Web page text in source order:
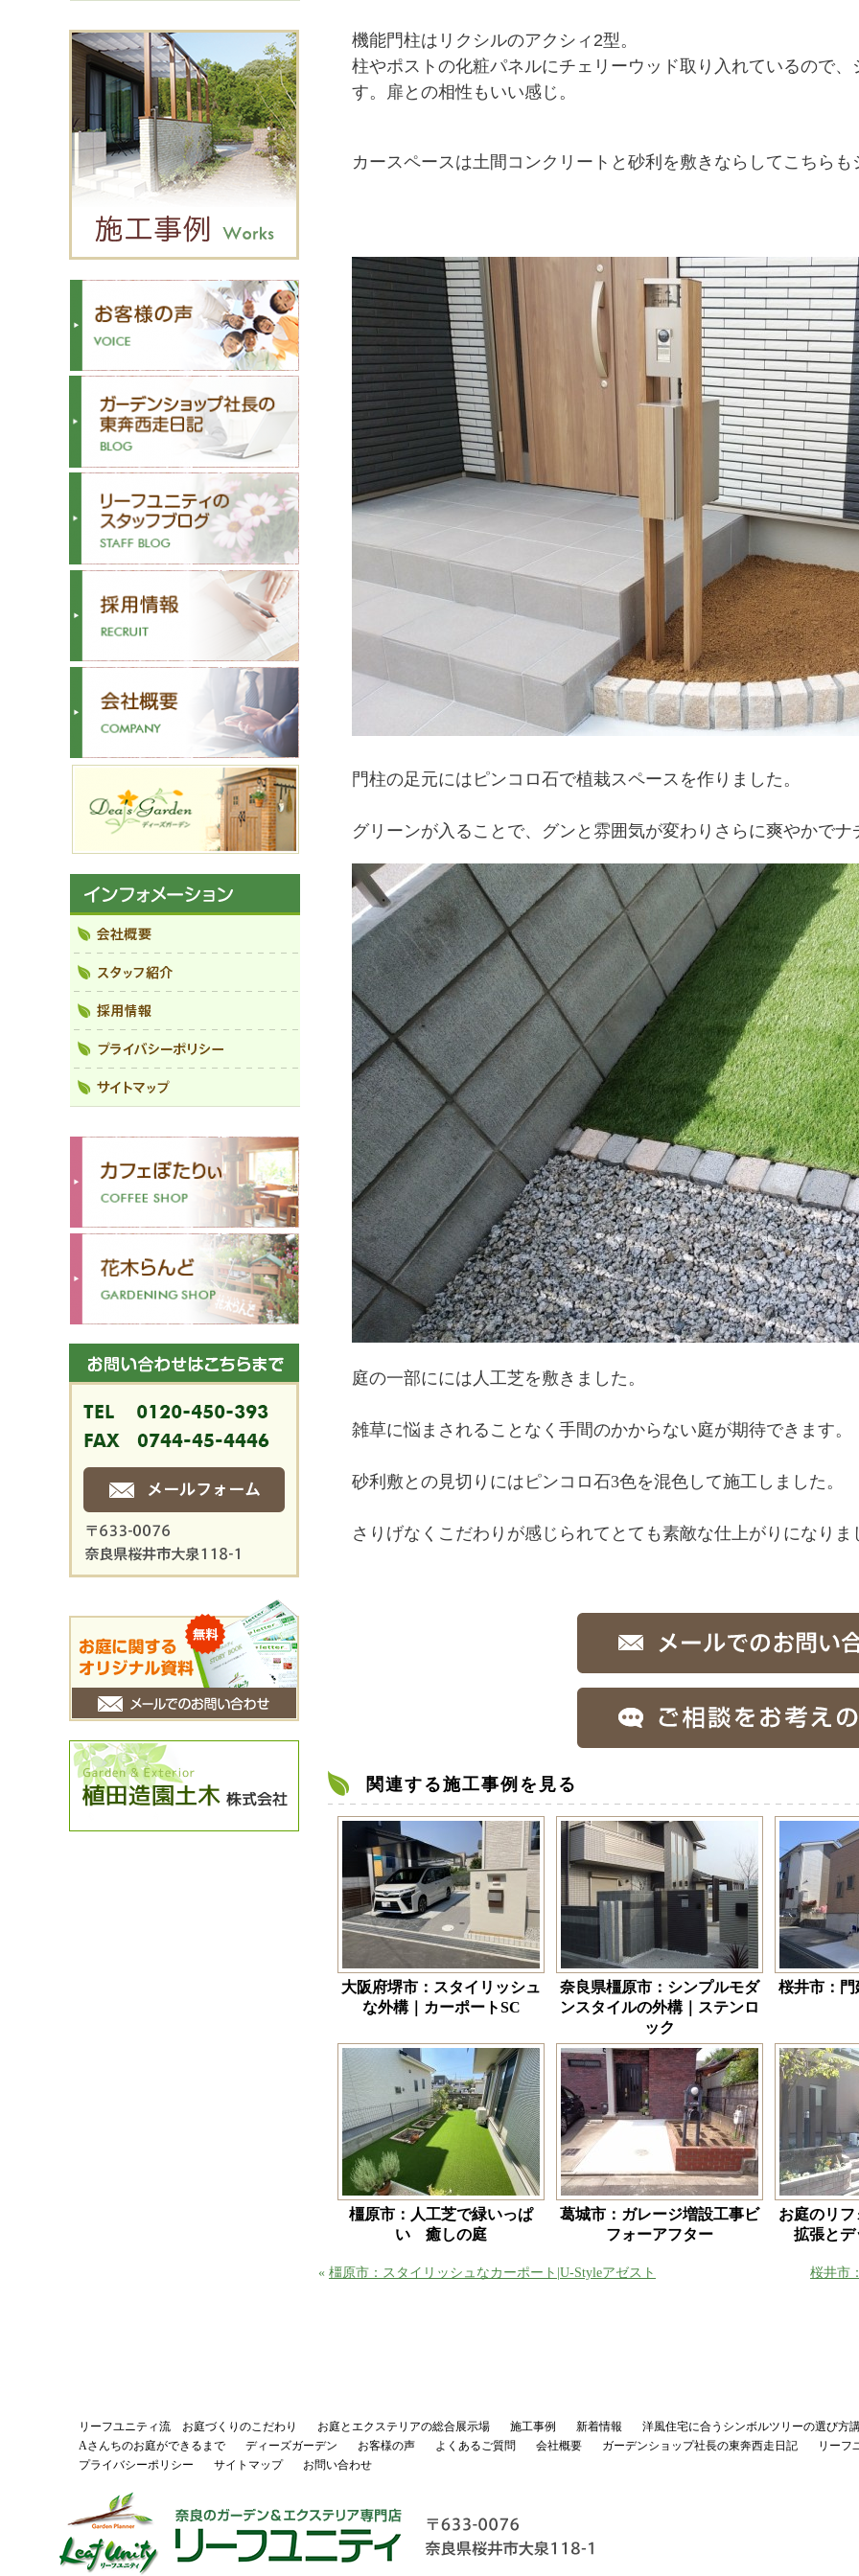
機能門柱はリクシルのアクシィ2型。
柱やポストの化粧パネルにチェリーウッド取り入れているので
す。扉との相性もいい感じ。
カースペースは土間コンクリートと砂利を敷きならしてこちら
門柱の足元にはピンコロ石で植栽スペースを作りました。
グリーンが入ることで、グンと雰囲気が変わりさらに爽やかで
庭の一部にには人工芝を敷きました。
雑草に悩まされることなく手間のかからない庭が期待できます。
砂利敷との見切りにはピンコロ石3色を混色して施工しました。
さりげなくこだわりが感じられてとても素敵な仕上がりになりま
関連する施工事例を見る
大阪府堺市：スタイリッシュ
な外構｜カーポートSC
奈良県橿原市：シンプルモダ
ンスタイルの外構｜ステンロ
ック
桜井市：
橿原市：人工芝で緑いっぱ
い 癒しの庭
葛城市：ガレージ増設工事ビ
フォーアフター
お庭のリ
拡張とデ
« 橿原市：スタイリッシュなカーポート|U-Styleアゼスト 桜井市
リーフユニティ流 お庭づくりのこだわり お庭とエクステリアの総合展示場 施工事例 新着情報
洋風住宅に合うシンボルツリーの選び方
Aさんちのお庭ができるまで
ディーズガーデン お客様の声 よくあるご質問 会社概要 ガーデンショップ社長の東奔西走日記
リーフ
プライバシーポリシー
サイトマップ お問い合わせ